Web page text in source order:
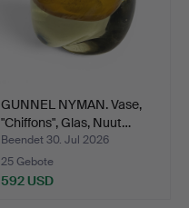
GUNNEL NYMAN. Vase,
"Chiffons", Glas, Nuut…
Beendet 30. Jul 2026
25 Gebote
592 USD